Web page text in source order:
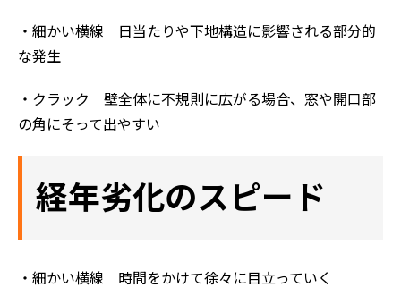
・細かい横線 日当たりや下地構造に影響される部分的
な発生
・クラック 壁全体に不規則に広がる場合、窓や開口部
の角にそって出やすい
経年劣化のスピード
・細かい横線 時間をかけて徐々に目立っていく